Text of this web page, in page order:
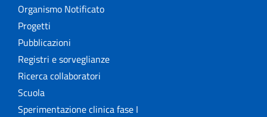
Organismo Notificato
Progetti
Pubblicazioni
Registri e sorveglianze
Ricerca collaboratori
Scuola
Sperimentazione clinica fase I